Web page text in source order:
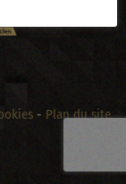
- Plan du site